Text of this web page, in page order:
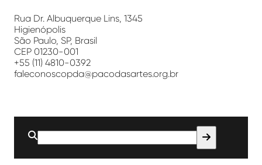
Artes
Rua Dr. Albuquerque Lins, 1345
Higienópolis
São Paulo, SP, Brasil
CEP 01230-001
+55 (11) 4810-0392
faleconoscopda@pacodasartes.org.br
Buscar
por: